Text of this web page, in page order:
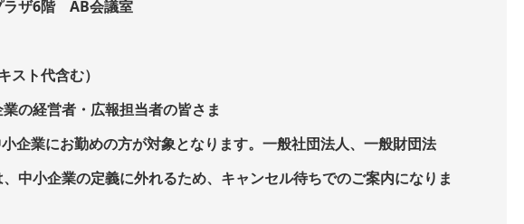
ザ6階 AB会議室
ト代含む）
経営者・広報担当者の皆さま
企業にお勤めの方が対象となります。一般社団法人、一般財団法
中小企業の定義に外れるため、キャンセル待ちでのご案内になりま